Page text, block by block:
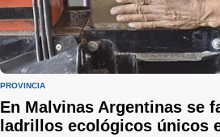
PROVINCIA
En Malvinas Argentinas se
ladrillos ecológicos únicos